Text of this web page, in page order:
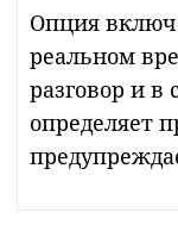
Опция
реальном
разговор и в
определяет